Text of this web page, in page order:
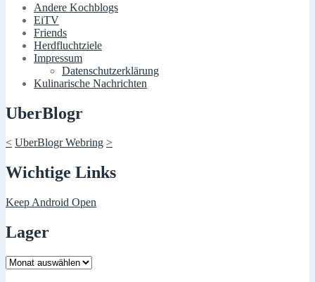
Andere Kochblogs
EiTV
Friends
Herdfluchtziele
Impressum
Datenschutzerklärung
Kulinarische Nachrichten
UberBlogr
< UberBlogr Webring >
Wichtige Links
Keep Android Open
Lager
Lager